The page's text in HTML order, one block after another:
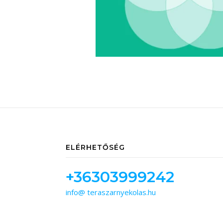
ELÉRHETŐSÉG
+36303999242
info@ teraszarnyekolas.hu